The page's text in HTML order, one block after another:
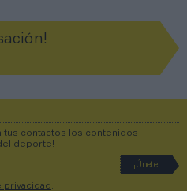
tus contactos los contenidos
deporte!
privacidad